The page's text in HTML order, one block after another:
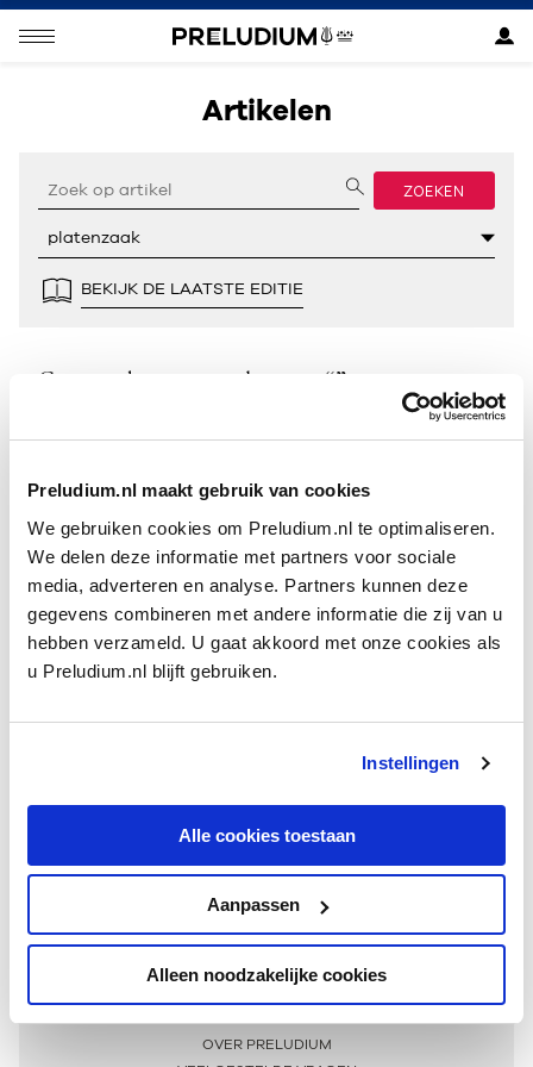
Preludium.nl maakt gebruik van cookies
We gebruiken cookies om Preludium.nl te optimaliseren.
We delen deze informatie met partners voor sociale
media, adverteren en analyse. Partners kunnen deze
gegevens combineren met andere informatie die zij van u
hebben verzameld. U gaat akkoord met onze cookies als
u Preludium.nl blijft gebruiken.
Instellingen
Alle cookies toestaan
Aanpassen
Alleen noodzakelijke cookies
Artikelen
ZOEKEN
BEKIJK DE LAATSTE EDITIE
Geen resultaten gevonden voor “”.
Meer informatie
OVER PRELUDIUM